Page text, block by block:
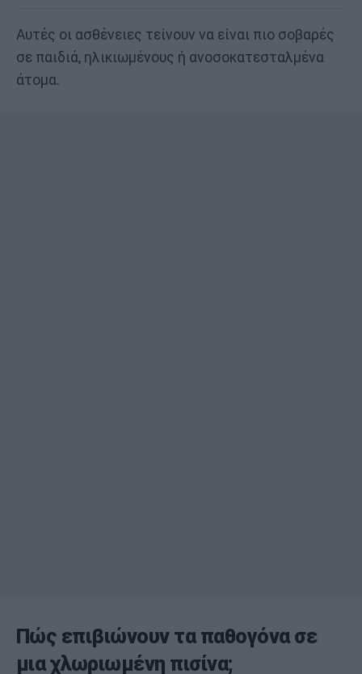
Αυτές οι ασθένειες τείνουν να είναι πιο σοβαρές
σε παιδιά, ηλικιωμένους ή ανοσοκατεσταλμένα
άτομα.
Πώς επιβιώνουν τα παθογόνα σε
μια χλωριωμένη πισίνα;